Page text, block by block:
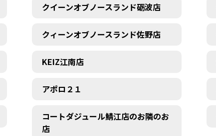
クイーンオブノースランド砺波店
クィーンオブノースランド佐野店
KEIZ江南店
アポロ２１
コートダジュール鯖江店のお隣のお
店